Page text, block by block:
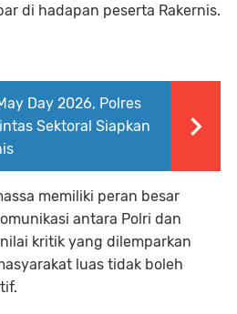
di hadapan peserta Rakernis.
Day 2026, Polres
Sektoral Siapkan
memiliki peran besar
antara Polri dan
kritik yang dilemparkan
luas tidak boleh